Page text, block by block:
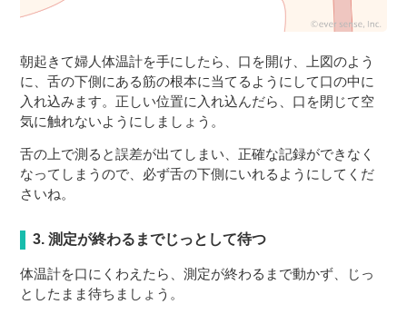
朝起きて婦人体温計を手にしたら、口を開け、上図のよう
に、舌の下側にある筋の根本に当てるようにして口の中に
入れ込みます。正しい位置に入れ込んだら、口を閉じて空
気に触れないようにしましょう。
舌の上で測ると誤差が出てしまい、正確な記録ができなく
なってしまうので、必ず舌の下側にいれるようにしてくだ
さいね。
3. 測定が終わるまでじっとして待つ
体温計を口にくわえたら、測定が終わるまで動かず、じっ
としたまま待ちましょう。